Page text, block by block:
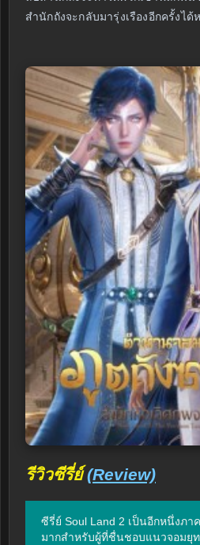
สำนักถังจะกลับมารุ่งเรืองอีกครั้งได้
รีวิวซีรี่ย์(Review)
ซีรี่ย์ Soul Land 2 เป็นอีกหนึ่งภา
มากสำหรับผู้ที่ชื่นชอบแนวจอมยุ